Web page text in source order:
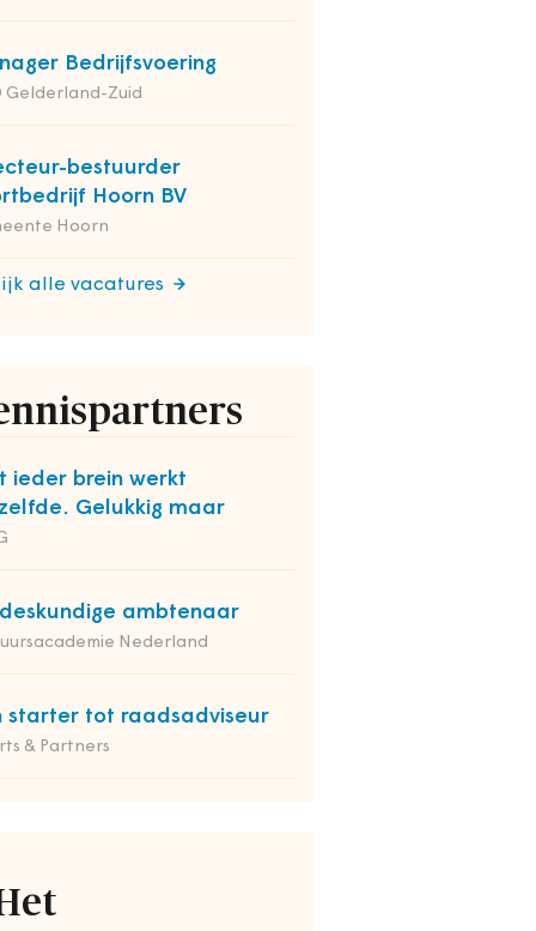
Bedrijfsvoering
Gelderland-Zuid
bestuurder
Hoorn BV
Hoorn
alle vacatures
ieder brein werkt
Gelukkig maar
ambtenaar
Nederland
starter tot raadsadviseur
& Partners